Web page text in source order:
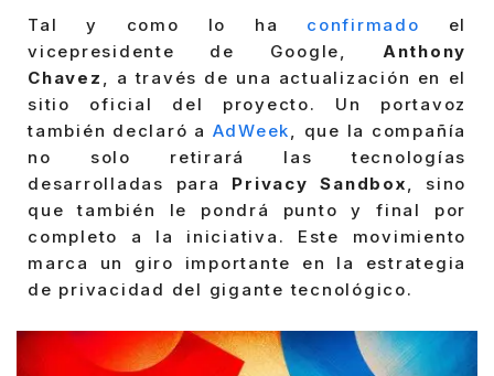
Tal y como lo ha confirmado el
vicepresidente de Google, Anthony
Chavez , a través de una actualización en el
sitio oficial del proyecto. Un portavoz
también declaró a AdWeek, que la compañía
no solo retirará las tecnologías
desarrolladas para Privacy Sandbox, sino
que también le pondrá punto y final por
completo a la iniciativa. Este movimiento
marca un giro importante en la estrategia
de privacidad del gigante tecnológico.